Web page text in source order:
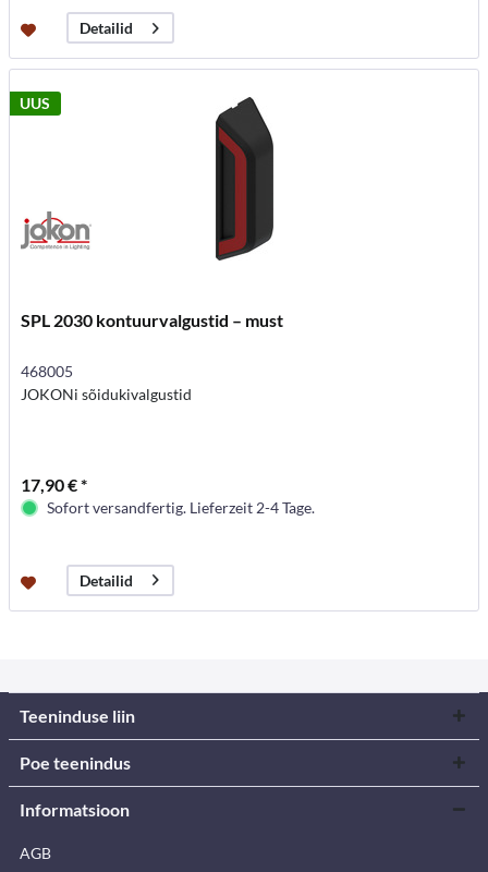
Detailid
UUS
SPL 2030 kontuurvalgustid – must
468005
JOKONi sõidukivalgustid
17,90 € *
Sofort versandfertig. Lieferzeit 2-4 Tage.
Detailid
Teeninduse liin
Poe teenindus
Informatsioon
AGB